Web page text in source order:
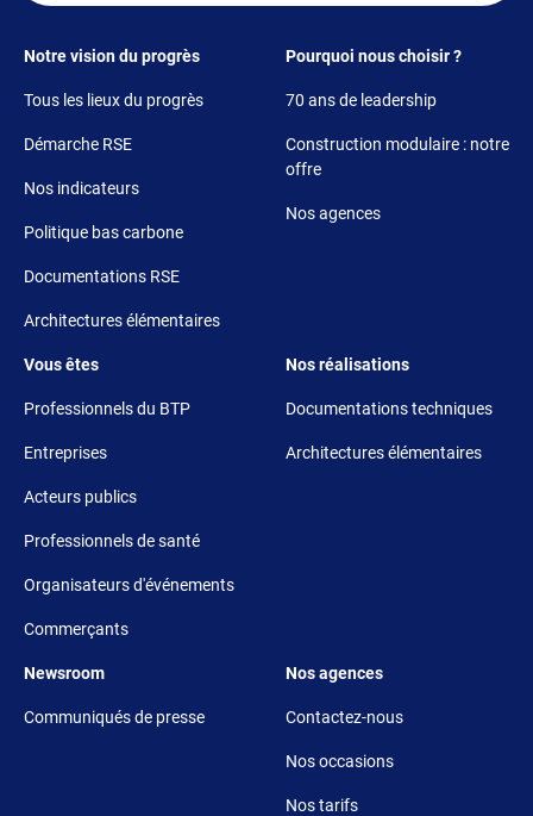
Footer 1
Notre vision du progrès
Tous les lieux du progrès
Démarche RSE
Nos indicateurs
Politique bas carbone
Documentations RSE
Architectures élémentaires
Footer 2
Pourquoi nous choisir ?
70 ans de leadership
Construction modulaire : notre
offre
Nos agences
Footer 3
Vous êtes
Professionnels du BTP
Entreprises
Acteurs publics
Professionnels de santé
Organisateurs d'événements
Commerçants
Footer 4
Nos réalisations
Documentations techniques
Architectures élémentaires
Footer 5
Newsroom
Communiqués de presse
Footer 6
Nos agences
Contactez-nous
Nos occasions
Nos tarifs